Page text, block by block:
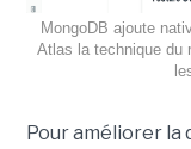
MongoDB ajoute
Atlas la technique du
Pour améliorer la